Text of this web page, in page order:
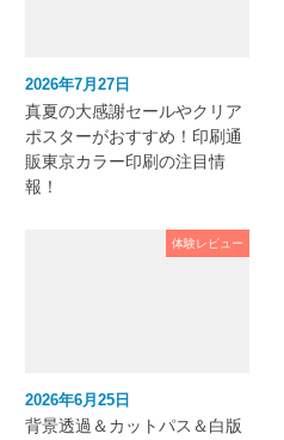
2026年7月27日
真夏の大感謝セールやクリア
ポスターがおすすめ！印刷通
販東京カラー印刷の注目情
報！
体験レビュー
2026年6月25日
背景透過＆カットパス＆白版